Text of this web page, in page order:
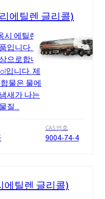
에틸렌 글리콜)
시 에틸렌 글
입니다. 이
으로합니
입니다. 제
물은 물에
새가 나는
질...
CAS 번호
9004-74-4
에틸렌 글리콜)